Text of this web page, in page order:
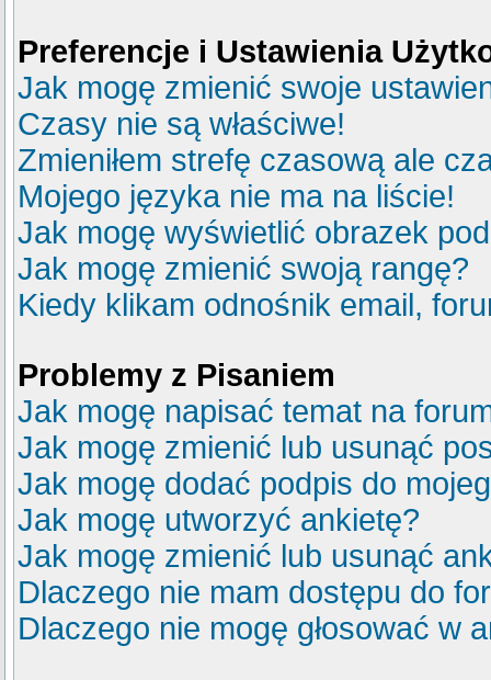
Preferencje i Ustawienia
Jak mogę zmienić swoje
Czasy nie są właściwe!
Zmieniłem strefę czasową ale
Mojego języka nie ma na liście!
Jak mogę wyświetlić obrazek
Jak mogę zmienić swoją rangę?
Kiedy klikam odnośnik email,
Problemy z Pisaniem
Jak mogę napisać temat na
Jak mogę zmienić lub usunąć
Jak mogę dodać podpis do
Jak mogę utworzyć ankietę?
Jak mogę zmienić lub usunąć
Dlaczego nie mam dostępu do
Dlaczego nie mogę głosować w